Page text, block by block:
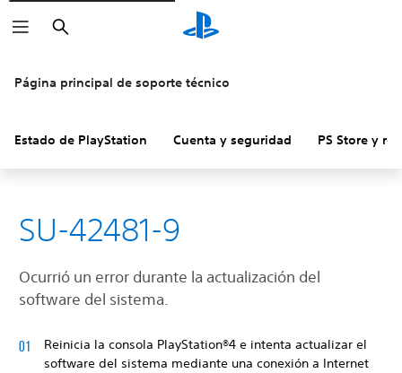
Buscar
Página principal de soporte técnico
Estado de PlayStation Cuenta y seguridad PS Store y
SU-42481-9
Ocurrió un error durante la actualización del
software del sistema.
Reinicia la consola PlayStation®4 e intenta actualizar el
software del sistema mediante una conexión a Internet